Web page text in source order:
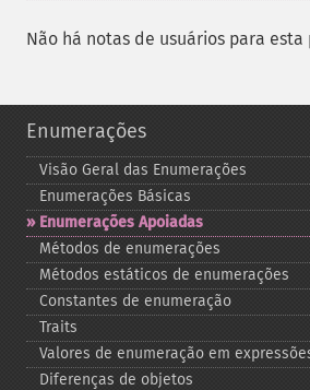
Não há notas de usuários para esta
Enumerações
Visão Geral das Enumerações
Enumerações Básicas
Enumerações Apoiadas
Métodos de enumerações
Métodos estáticos de enumerações
Constantes de enumeração
Traits
Valores de enumeração em
Diferenças de objetos